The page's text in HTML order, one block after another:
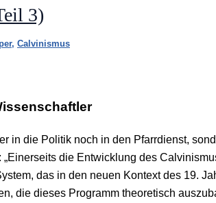
3)
, Calvinismus
in die Politik noch in den Pfarrdienst,
„Einerseits die Entwicklung des
das in den neuen Kontext des 19.
die dieses Programm theoretisch